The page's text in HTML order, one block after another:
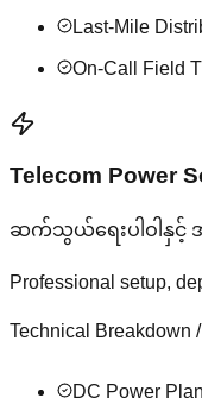
Last-Mile
On-Call Field
Telecom Power
ဆက်သွယ်ရေးပါဝါနှင့် အ
Professional setup,
Technical Breakdown
DC Power